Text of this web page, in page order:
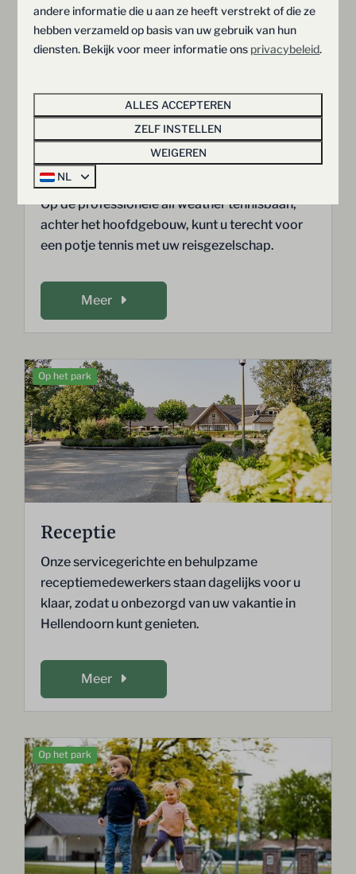
Op het park
Tennisbaan
Op de professionele all weather tennisbaan,
achter het hoofdgebouw, kunt u terecht voor
een potje tennis met uw reisgezelschap.
Meer
Op het park
Receptie
Onze servicegerichte en behulpzame
receptiemedewerkers staan dagelijks voor u
klaar, zodat u onbezorgd van uw vakantie in
Hellendoorn kunt genieten.
Meer
Op het park
andere informatie die u aan ze heeft verstrekt of die ze
hebben verzameld op basis van uw gebruik van hun
diensten. Bekijk voor meer informatie ons privacybeleid.
ALLES ACCEPTEREN
ZELF INSTELLEN
WEIGEREN
NL